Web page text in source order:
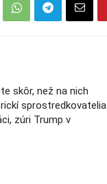
skôr, než na nich
sprostredkovatelia
zúri Trump v